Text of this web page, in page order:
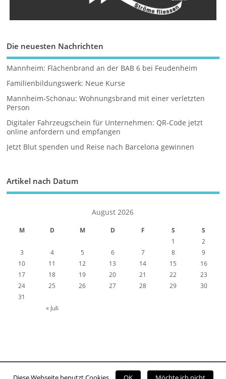
Die neuesten Nachrichten
Mannheim: Flächenbrand an der BAB 6 bei Feudenheim
Familienbildungswerk: Neue Kurse
Mannheim-Schönau: Wohnungsbrand mit einer verletzten
Person
Digitaler Fahrzeugschein für Unternehmen: QR-Code jetzt
online anfordern und empfangen
Jetzt Blut spenden und Reise nach Barcelona gewinnen
Artikel nach Datum
August 2026
M D M D F S S
« Juli
1
2
3
4 5 6 7 8
9
10
11 12 13 14 15
16
17
18 19 20 21 22
23
24
25 26 27 28 29
30
31